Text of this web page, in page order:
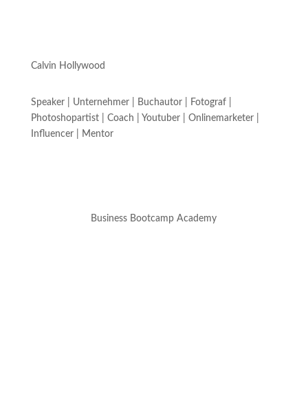
Calvin Hollywood
Speaker | Unternehmer | Buchautor | Fotograf |
Photoshopartist | Coach | Youtuber | Onlinemarketer |
Influencer | Mentor
Business Bootcamp Academy